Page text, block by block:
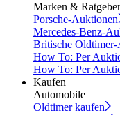
Marken & Ratgeber
Porsche-Auktionen
Mercedes-Benz-
Britische
How To: Per
How To: Per
Kaufen
Automobile
Oldtimer kaufen